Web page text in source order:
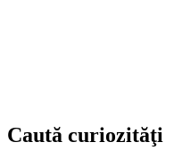
Caută curiozităţi